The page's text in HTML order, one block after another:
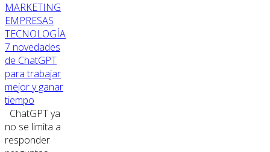
MARKETING
EMPRESAS
TECNOLOGÍA
7 novedades
de ChatGPT
para trabajar
mejor y ganar
tiempo
ChatGPT ya
no se limita a
responder